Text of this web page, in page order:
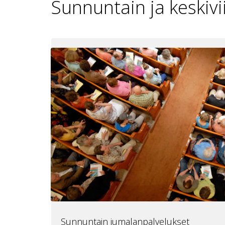
Sunnuntain ja
Sunnuntain jumalanpalvelukset